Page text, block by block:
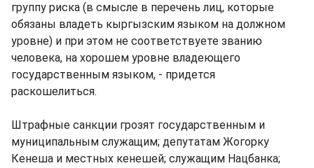
группу риска (в смысле в перечень лиц, которые
обязаны владеть кыргызским языком на должном
уровне) и при этом не соответствуете званию
человека, на хорошем уровне владеющего
государственным языком, - придется
раскошелиться.
Штрафные санкции грозят государственным и
муниципальным служащим; депутатам Жогорку
Кенеша и местных кенешей; служащим Нацбанка;